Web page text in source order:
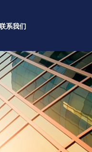
系我们